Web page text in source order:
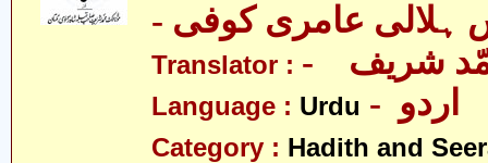
ہلالی عامری کوفی
Translator : شریف
Language : Urdu
Category : Hadith and